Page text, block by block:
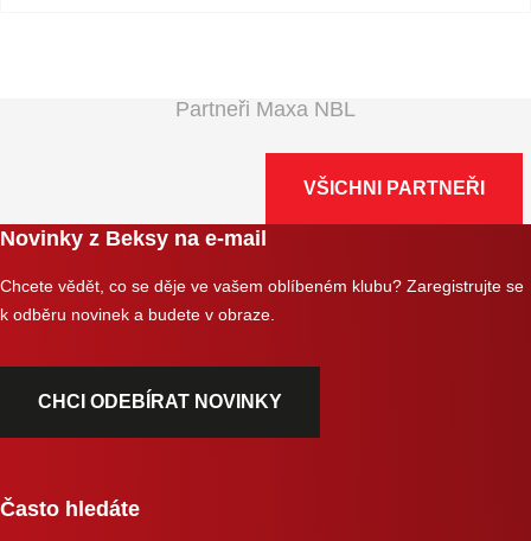
Partneři Maxa NBL
VŠICHNI PARTNEŘI
Novinky z Beksy na e-mail
Chcete vědět, co se děje ve vašem oblíbeném klubu? Zaregistrujte se
k odběru novinek a budete v obraze.
CHCI ODEBÍRAT NOVINKY
Často hledáte